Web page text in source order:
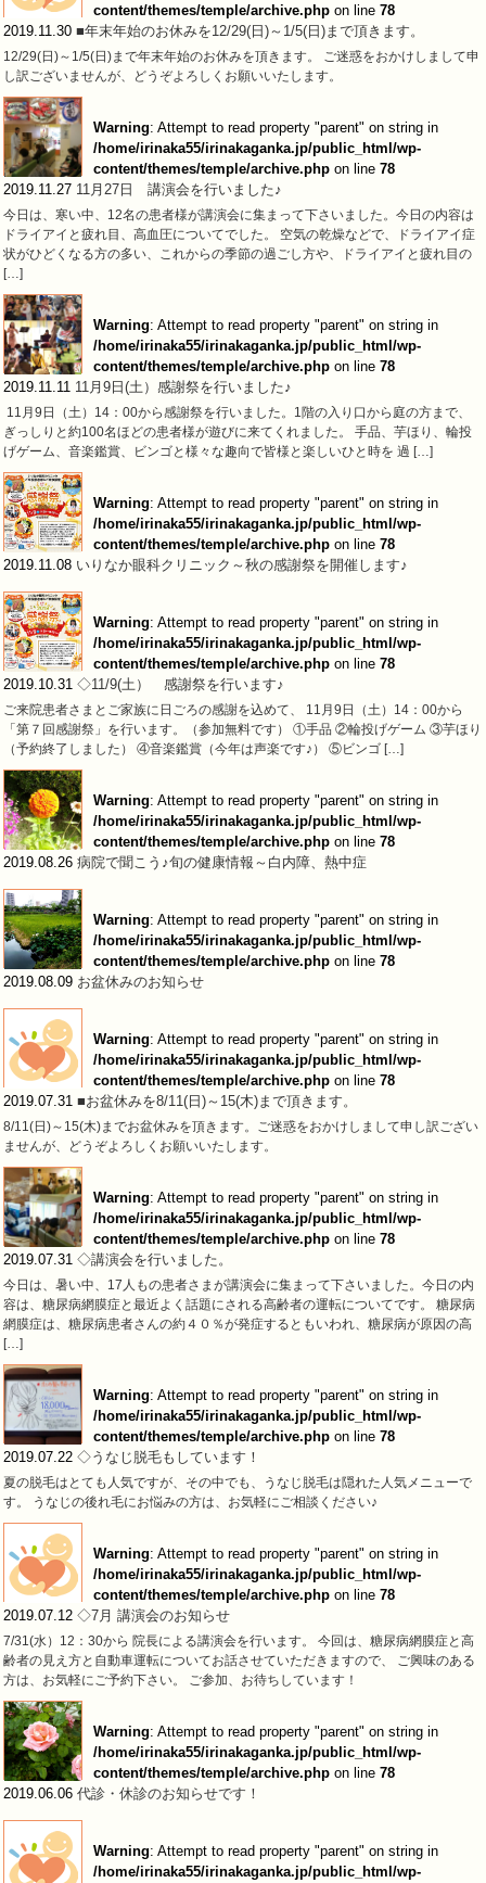
content/themes/temple/archive.php on line 78
2019.11.30 ■年末年始のお休みを12/29(日)～1/5(日)まで頂きます。
12/29(日)～1/5(日)まで年末年始のお休みを頂きます。 ご迷惑をおかけしまして申
し訳ございませんが、どうぞよろしくお願いいたします。
Warning: Attempt to read property "parent" on string in
/home/irinaka55/irinakaganka.jp/public_html/wp-
content/themes/temple/archive.php on line 78
2019.11.27 11月27日 講演会を行いました♪
今日は、寒い中、12名の患者様が講演会に集まって下さいました。今日の内容は
ドライアイと疲れ目、高血圧についてでした。 空気の乾燥などで、ドライアイ症
状がひどくなる方の多い、これからの季節の過ごし方や、ドライアイと疲れ目の
[…]
Warning: Attempt to read property "parent" on string in
/home/irinaka55/irinakaganka.jp/public_html/wp-
content/themes/temple/archive.php on line 78
2019.11.11 11月9日(土）感謝祭を行いました♪
11月9日（土）14：00から感謝祭を行いました。1階の入り口から庭の方まで、
ぎっしりと約100名ほどの患者様が遊びに来てくれました。 手品、芋ほり、輪投
げゲーム、音楽鑑賞、ビンゴと様々な趣向で皆様と楽しいひと時を 過 […]
Warning: Attempt to read property "parent" on string in
/home/irinaka55/irinakaganka.jp/public_html/wp-
content/themes/temple/archive.php on line 78
2019.11.08 いりなか眼科クリニック～秋の感謝祭を開催します♪
Warning: Attempt to read property "parent" on string in
/home/irinaka55/irinakaganka.jp/public_html/wp-
content/themes/temple/archive.php on line 78
2019.10.31 ◇11/9(土） 感謝祭を行います♪
ご来院患者さまとご家族に日ごろの感謝を込めて、 11月9日（土）14：00から
「第７回感謝祭」を行います。（参加無料です） ①手品 ②輪投げゲーム ③芋ほり
（予約終了しました） ④音楽鑑賞（今年は声楽です♪） ⑤ビンゴ […]
Warning: Attempt to read property "parent" on string in
/home/irinaka55/irinakaganka.jp/public_html/wp-
content/themes/temple/archive.php on line 78
2019.08.26 病院で聞こう♪旬の健康情報～白内障、熱中症
Warning: Attempt to read property "parent" on string in
/home/irinaka55/irinakaganka.jp/public_html/wp-
content/themes/temple/archive.php on line 78
2019.08.09 お盆休みのお知らせ
Warning: Attempt to read property "parent" on string in
/home/irinaka55/irinakaganka.jp/public_html/wp-
content/themes/temple/archive.php on line 78
2019.07.31 ■お盆休みを8/11(日)～15(木)まで頂きます。
8/11(日)～15(木)までお盆休みを頂きます。ご迷惑をおかけしまして申し訳ござい
ませんが、どうぞよろしくお願いいたします。
Warning: Attempt to read property "parent" on string in
/home/irinaka55/irinakaganka.jp/public_html/wp-
content/themes/temple/archive.php on line 78
2019.07.31 ◇講演会を行いました。
今日は、暑い中、17人もの患者さまが講演会に集まって下さいました。今日の内
容は、糖尿病網膜症と最近よく話題にされる高齢者の運転についてです。 糖尿病
網膜症は、糖尿病患者さんの約４０％が発症するともいわれ、糖尿病が原因の高
[…]
Warning: Attempt to read property "parent" on string in
/home/irinaka55/irinakaganka.jp/public_html/wp-
content/themes/temple/archive.php on line 78
2019.07.22 ◇うなじ脱毛もしています！
夏の脱毛はとても人気ですが、その中でも、うなじ脱毛は隠れた人気メニューで
す。 うなじの後れ毛にお悩みの方は、お気軽にご相談ください♪
Warning: Attempt to read property "parent" on string in
/home/irinaka55/irinakaganka.jp/public_html/wp-
content/themes/temple/archive.php on line 78
2019.07.12 ◇7月 講演会のお知らせ
7/31(水）12：30から 院長による講演会を行います。 今回は、糖尿病網膜症と高
齢者の見え方と自動車運転についてお話させていただきますので、 ご興味のある
方は、お気軽にご予約下さい。 ご参加、お待ちしています！
Warning: Attempt to read property "parent" on string in
/home/irinaka55/irinakaganka.jp/public_html/wp-
content/themes/temple/archive.php on line 78
2019.06.06 代診・休診のお知らせです！
Warning: Attempt to read property "parent" on string in
/home/irinaka55/irinakaganka.jp/public_html/wp-